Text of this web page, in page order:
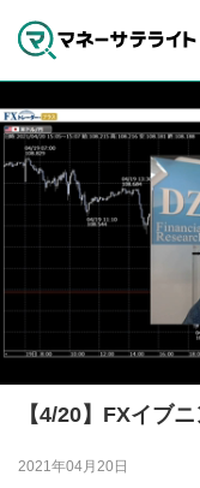
【4/20】FXイブ
2021年04月20日